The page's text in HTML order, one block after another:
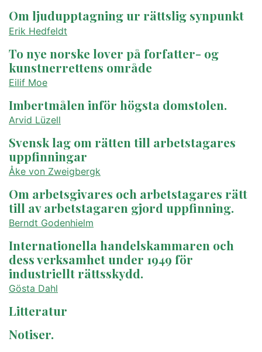
Om ljudupptagning ur rättslig synpunkt
Erik Hedfeldt
To nye norske lover på forfatter- og
kunstnerrettens område
Eilif Moe
Imbertmålen inför högsta domstolen.
Arvid Lüzell
Svensk lag om rätten till arbetstagares
uppfinningar
Åke von Zweigbergk
Om arbetsgivares och arbetstagares rätt
till av arbetstagaren gjord uppfinning.
Berndt Godenhielm
Internationella handelskammaren och
dess verksamhet under 1949 för
industriellt rättsskydd.
Gösta Dahl
Litteratur
Notiser.